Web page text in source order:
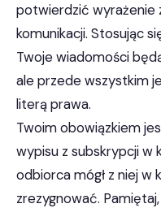
potwierdzić wyrażenie
komunikacji. Stosując
Twoje wiadomości
ale przede wszystkim
literą prawa.
Twoim obowiązkiem
wypisu z subskrypcji w
odbiorca mógł z niej w
zrezygnować.